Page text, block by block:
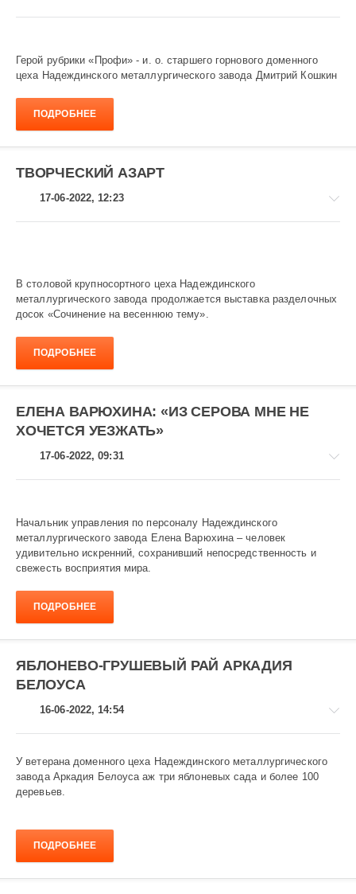
Завод
и
заводчане
953
Герой рубрики «Профи» - и. о. старшего горнового доменного
цеха Надеждинского металлургического завода Дмитрий Кошкин
ПОДРОБНЕЕ
ТВОРЧЕСКИЙ АЗАРТ
17-06-2022, 12:23
Завод
и
заводчане
864
В столовой крупносортного цеха Надеждинского
металлургического завода продолжается выставка разделочных
досок «Сочинение на весеннюю тему».
ПОДРОБНЕЕ
ЕЛЕНА ВАРЮХИНА: «ИЗ СЕРОВА МНЕ НЕ
ХОЧЕТСЯ УЕЗЖАТЬ»
17-06-2022, 09:31
Завод
и
заводчане
1
741
Начальник управления по персоналу Надеждинского
металлургического завода Елена Варюхина – человек
удивительно искренний, сохранивший непосредственность и
свежесть восприятия мира.
ПОДРОБНЕЕ
ЯБЛОНЕВО-ГРУШЕВЫЙ РАЙ АРКАДИЯ
БЕЛОУСА
16-06-2022, 14:54
Завод
заводчане
905
У ветерана доменного цеха Надеждинского металлургического
завода Аркадия Белоуса аж три яблоневых сада и более 100
деревьев.
ПОДРОБНЕЕ